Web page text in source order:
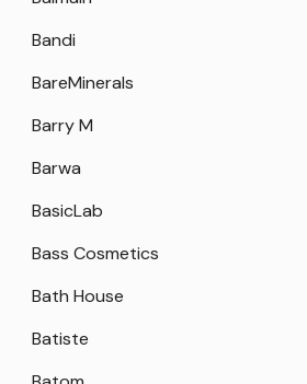
Bandi
BareMinerals
Barry M
Barwa
BasicLab
Bass Cosmetics
Bath House
Batiste